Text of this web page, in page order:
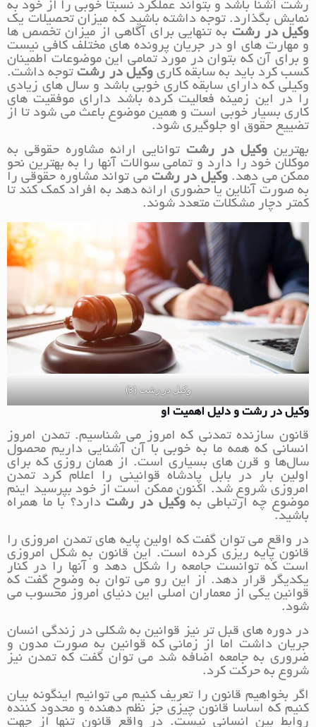
رشت آشنا باشد و بتواند عملکرد نسبتا خوبی را از خود به
نمایش بگذارد. توجه داشته باشید که میزان تحصیلات یک
وکیل در رشت به تنهایی برای آگاهی از میزان تخصص ها
و مهارت های او در جریان پرونده های مختلف کافی نیست
و برای آن که بتوان در مورد تمامی این موضوعات اطمینان
کسب کرد باید به سابقه کاریوکیل در رشتتوجه داشت.
وکیلی که دارای سابقه کاری خوبی باشد و سال های زیادی
را در این زمینه فعالیت کرده باشد دارای موفقیت های
کاری بسیار خوبی است و همین موضوع باعث می شود تا از
تضییع حقوق او جلوگیری شود.
بهترین وکیل در رشت توانایی ارائه مشاوره حقوقی به
موکلان خود را دارد و تمامی سوالات آنها را به بهترین نحو
ممکن می دهد.وکیل در رشت می تواند مشاوره حقوقی را
به صورت آنلاین یا حضوری ارائه دهد به افراد کمک کند تا
کمتر دچار مشکلات متعدد شوند.
وکیل در رشت (3)
وکیل در رشت و دلیل اهمیت او
قانون سازنده تمدنی که امروز می‌ شناسیم. تمدن امروز
انسانی که همه ما به خوبی با آن آشنایی داریم محصول
سال‌ها و قرن‌ های بسیاری است. از همان روزی که برای
اولین بار در بابل پادشاه قوانینی را اعلام کرد تمدن
امروزی شروع شد. اکنون ممکن است از خود بپرسید اینم
موضوع چه ارتباطی بهوکیل در رشتدارد؟ با ما همراه
باشید.
در واقع می توان گفت که اولین پایه های تمدن امروزی را
قانون پایه ریزی کرده است. این قانون به شکل امروزی
است که توانست جامعه را شکل دهد و آنها را در کنار
یکدیگر قرار دهد. از این رو می توان به وضوح گفت که
قوانین یکی از معماران اصلی این دنیای امروز محسوب می
شود.
در دوره های قبل تر نیز قوانین به شکلی در زندگی انسان
جریان داشت اما از زمانی که قوانین به صورت مدون و
ضروری به جامعه اضافه شد می توان گفت که تمدن نیز
شروع به حرکت کرد.
اگر بخواهیم قانون را تعریف کنیم می توانیم اینگونه بیان
کنیم که اساسا قانون چیزی جز نظم دهنده و محدود کننده
روابط بین انسانی نیست. در واقع قانون تنها از جهت